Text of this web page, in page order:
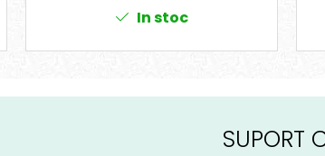
In stoc
SUPORT